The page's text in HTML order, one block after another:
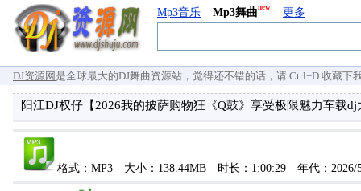
Mp3音乐 Mp3舞曲new 更多
DJ资源网 是全球最大的DJ舞曲资源站，觉得还不错的话，请 Ctrl+D 收藏下
阳江DJ权仔【2026我的披萨购物狂《Q鼓》享受极限魅力车载dj
格式：MP3 大小：138.44MB 时长：1:00:29 年代：